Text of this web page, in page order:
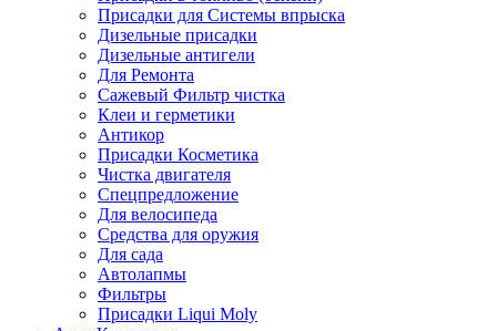
Присадки для Системы впрыска
Дизельные присадки
Дизельные антигели
Для Ремонта
Сажевый Фильтр чистка
Клеи и герметики
Антикор
Присадки Косметика
Чистка двигателя
Спецпредложение
Для велосипеда
Средства для оружия
Для сада
Автолапмы
Фильтры
Присадки Liqui Moly